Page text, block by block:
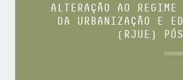
ALTERAÇÃO AO
DA URBANIZAÇÃO E
(RJUE)